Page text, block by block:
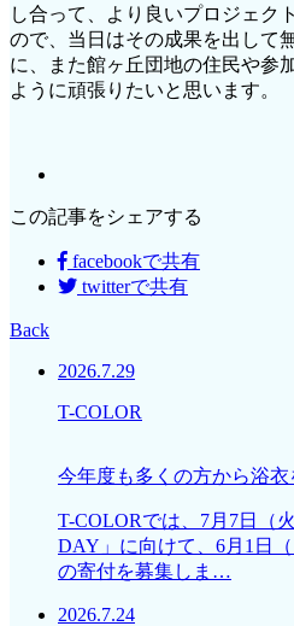
し合って、より良いプロジェク
ので、当日はその成果を出して
に、また館ヶ丘団地の住民や参
ように頑張りたいと思います。
この記事をシェアする
facebookで共有
twitterで共有
Back
2026.7.29
T-COLOR
今年度も多くの方から浴
T-COLORでは、7月7日（
DAY」に向けて、6月1日
の寄付を募集しま…
2026.7.24